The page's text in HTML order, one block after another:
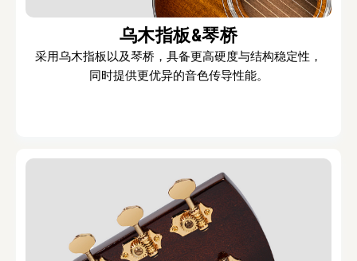
乌木指板&琴桥
采用乌木指板以及琴桥，具备更高硬度与结构稳定性，
同时提供更优异的音色传导性能。